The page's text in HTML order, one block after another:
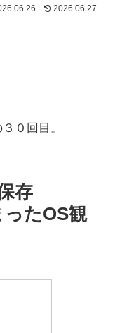
2026.06.27
０回目。
存
たOS観